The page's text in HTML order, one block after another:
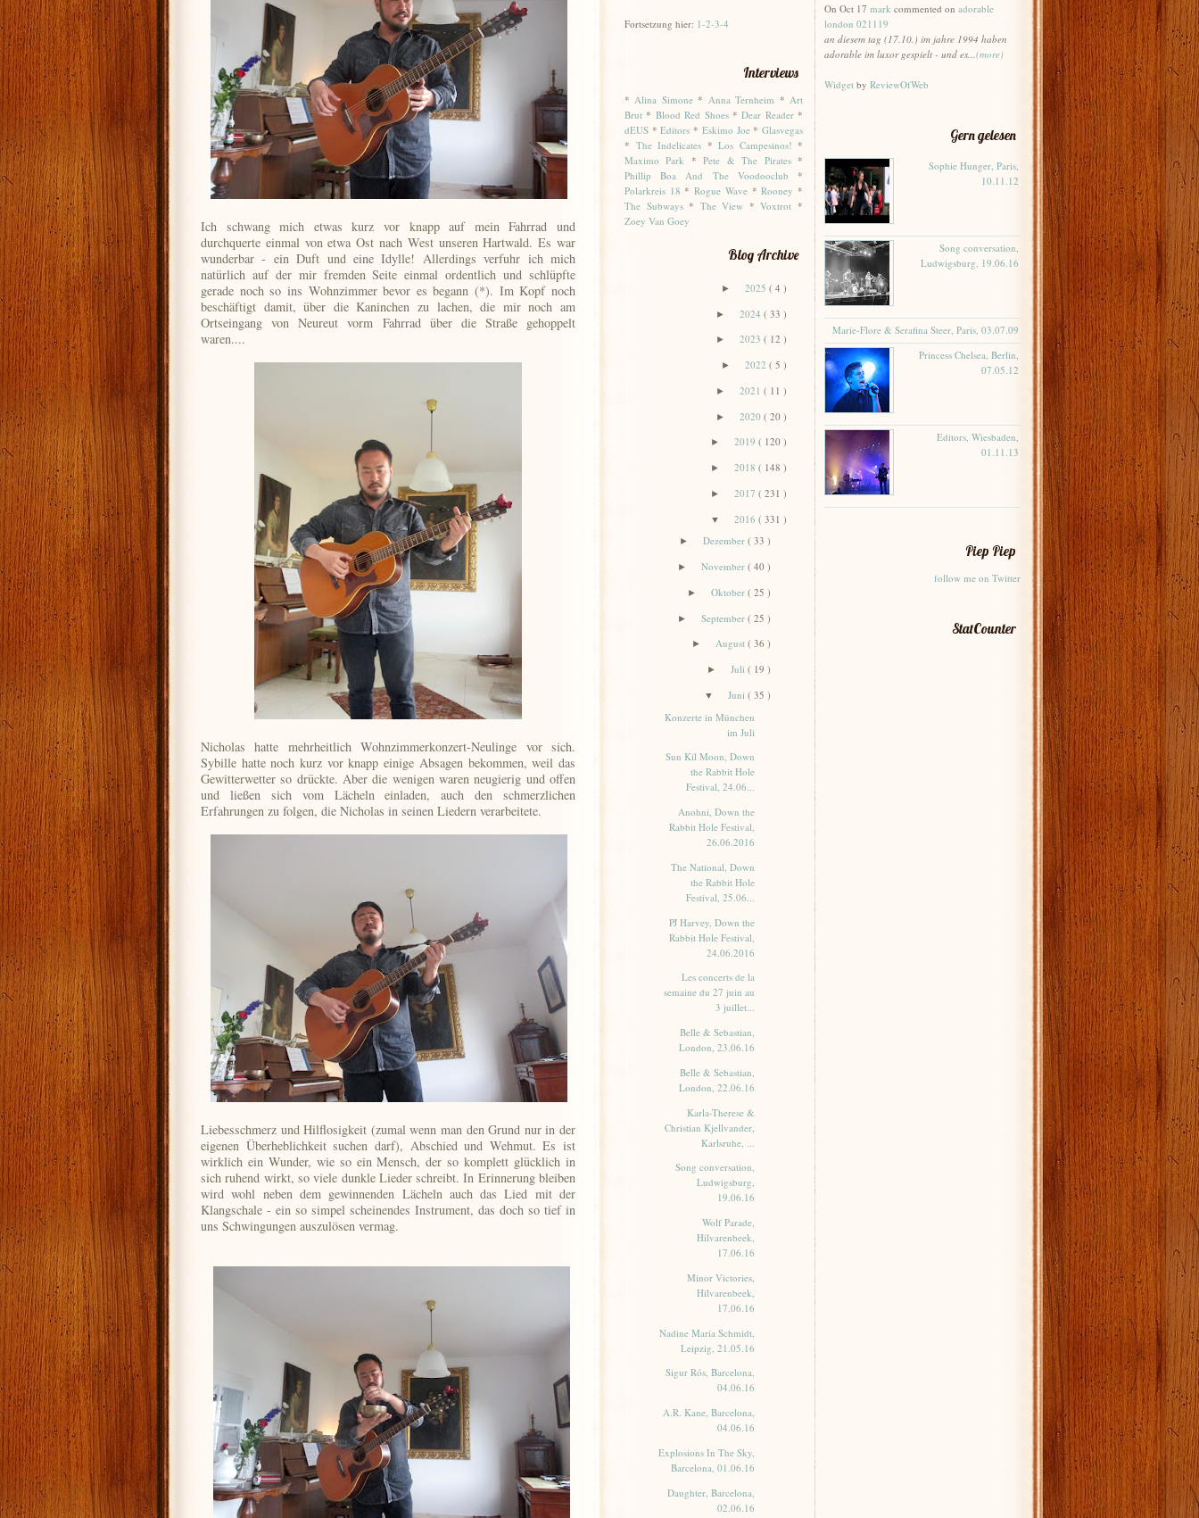
Ich schwang mich etwas kurz vor knapp auf mein Fahrrad und
durchquerte einmal von etwa Ost nach West unseren Hartwald. Es war
wunderbar - ein Duft und eine Idylle! Allerdings verfuhr ich mich
natürlich auf der mir fremden Seite einmal ordentlich und schlüpfte
gerade noch so ins Wohnzimmer bevor es begann (*). Im Kopf noch
beschäftigt damit, über die Kaninchen zu lachen, die mir noch am
Ortseingang von Neureut vorm Fahrrad über die Straße gehoppelt
waren....
Nicholas hatte mehrheitlich Wohnzimmerkonzert-Neulinge vor sich.
Sybille hatte noch kurz vor knapp einige Absagen bekommen, weil das
Gewitterwetter so drückte. Aber die wenigen waren neugierig und offen
und ließen sich vom Lächeln einladen, auch den schmerzlichen
Erfahrungen zu folgen, die Nicholas in seinen Liedern verarbeitete.
Liebesschmerz und Hilflosigkeit (zumal wenn man den Grund nur in der
eigenen Überheblichkeit suchen darf), Abschied und Wehmut. Es ist
wirklich ein Wunder, wie so ein Mensch, der so komplett glücklich in
sich ruhend wirkt, so viele dunkle Lieder schreibt. In Erinnerung bleiben
wird wohl neben dem gewinnenden Lächeln auch das Lied mit der
Klangschale - ein so simpel scheinendes Instrument, das doch so tief in
uns Schwingungen auszulösen vermag.
Fortsetzung hier: 1-2-3-4
Interviews
*Alina Simone* Anna Ternheim *Art
Brut * Blood Red Shoes*Dear Reader*
dEUS *Editors * Eskimo Joe*Glasvegas
* The Indelicates * Los Campesinos! *
Maximo Park *Pete & The Pirates*
Phillip Boa And The Voodooclub *
Polarkreis 18 *Rogue Wave*Rooney *
The Subways* The View *Voxtrot *
Zoey Van Goey
Blog Archive
► 2025 ( 4 )
► 2024 ( 33 )
► 2023 ( 12 )
► 2022 ( 5 )
► 2021 ( 11 )
► 2020 ( 20 )
► 2019 ( 120 )
► 2018 ( 148 )
► 2017 ( 231 )
▼ 2016 ( 331 )
► Dezember ( 33 )
► November ( 40 )
► Oktober ( 25 )
► September ( 25 )
► August ( 36 )
► Juli ( 19 )
▼ Juni ( 35 )
Konzerte in München
im Juli
Sun Kil Moon, Down
the Rabbit Hole
Festival, 24.06...
Anohni, Down the
Rabbit Hole Festival,
26.06.2016
The National, Down
the Rabbit Hole
Festival, 25.06...
PJ Harvey, Down the
Rabbit Hole Festival,
24.06.2016
Les concerts de la
semaine du 27 juin au
3 juillet...
Belle & Sebastian,
London, 23.06.16
Belle & Sebastian,
London, 22.06.16
Karla-Therese &
Christian Kjellvander,
Karlsruhe, ...
Song conversation,
Ludwigsburg,
19.06.16
Wolf Parade,
Hilvarenbeek,
17.06.16
Minor Victories,
Hilvarenbeek,
17.06.16
Nadine Maria Schmidt,
Leipzig, 21.05.16
Sigur Rós, Barcelona,
04.06.16
A.R. Kane, Barcelona,
04.06.16
Explosions In The Sky,
Barcelona, 01.06.16
Daughter, Barcelona,
02.06.16
On Oct 17 mark commented on adorable
london 021119
an diesem tag (17.10.) im jahre 1994 haben
adorable im luxor gespielt - und es...(more)
Widget by ReviewOfWeb
Gern gelesen
Sophie Hunger, Paris,
10.11.12
Song conversation,
Ludwigsburg, 19.06.16
Marie-Flore & Serafina Steer, Paris, 03.07.09
Princess Chelsea, Berlin,
07.05.12
Editors, Wiesbaden,
01.11.13
Piep Piep
follow me on Twitter
StatCounter